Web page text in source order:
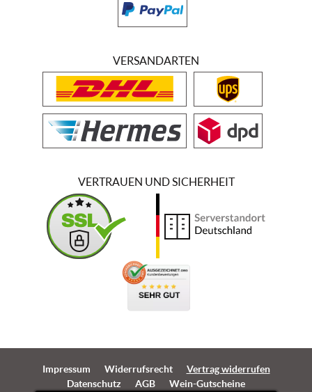
VERSANDARTEN
VERTRAUEN UND SICHERHEIT
Impressum Widerrufsrecht
Vertrag widerrufen
Datenschutz
AGB Wein-Gutscheine